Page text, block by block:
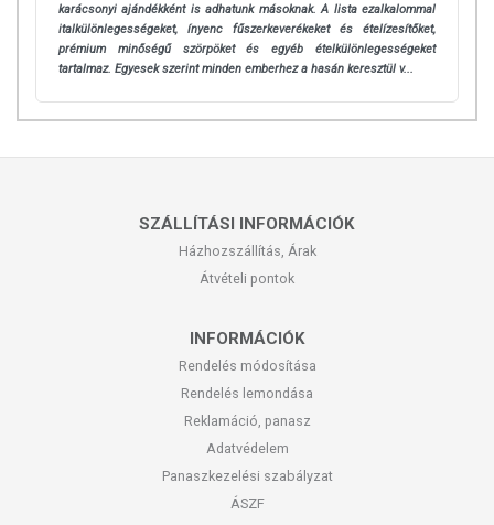
karácsonyi ajándékként is adhatunk másoknak. A lista ezalkalommal
italkülönlegességeket, ínyenc fűszerkeverékeket és ételízesítőket,
prémium minőségű szörpöket és egyéb ételkülönlegességeket
tartalmaz. Egyesek szerint minden emberhez a hasán keresztül v...
SZÁLLÍTÁSI INFORMÁCIÓK
Házhozszállítás, Árak
Átvételi pontok
INFORMÁCIÓK
Rendelés módosítása
Rendelés lemondása
Reklamáció, panasz
Adatvédelem
Panaszkezelési szabályzat
ÁSZF